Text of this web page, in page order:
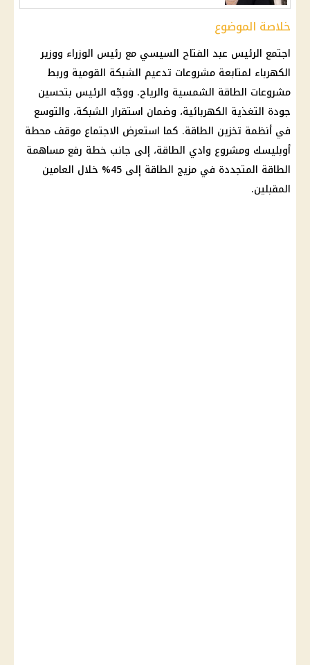
خلاصة الموضوع
اجتمع الرئيس عبد الفتاح السيسي مع رئيس الوزراء ووزير
الكهرباء لمتابعة مشروعات تدعيم الشبكة القومية وربط
مشروعات الطاقة الشمسية والرياح. ووجّه الرئيس بتحسين
جودة التغذية الكهربائية، وضمان استقرار الشبكة، والتوسع
في أنظمة تخزين الطاقة. كما استعرض الاجتماع موقف محطة
أوبليسك ومشروع وادي الطاقة، إلى جانب خطة رفع مساهمة
الطاقة المتجددة في مزيج الطاقة إلى 45% خلال العامين
المقبلين.